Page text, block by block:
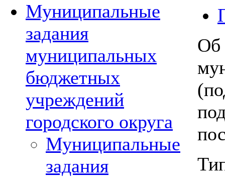
Муниципальные
задания
муниципальных
бюджетных
учреждений
городского округа
Муниципальные
задания
Об